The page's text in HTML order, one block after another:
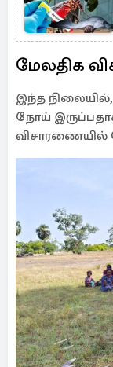
மேலதிக
இந்த நிலையில்,
நோய்
விசாரணையில்